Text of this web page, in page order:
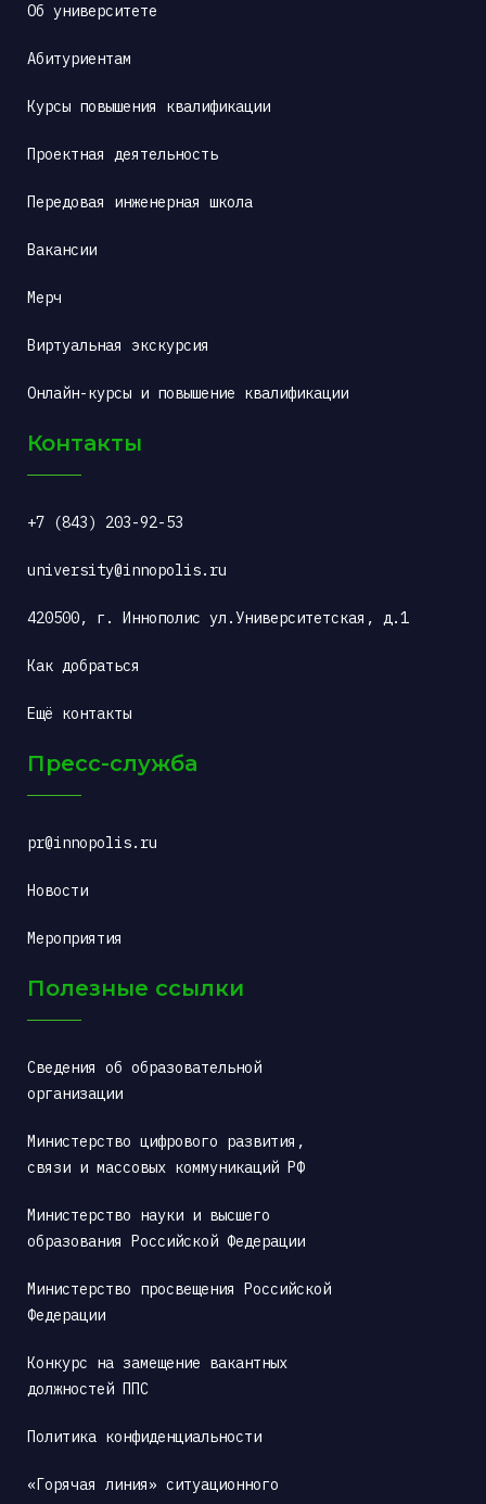
Об университете
Абитуриентам
Курсы повышения квалификации
Проектная деятельность
Передовая инженерная школа
Вакансии
Мерч
Виртуальная экскурсия
Онлайн-курсы и повышение квалификации
Контакты
+7 (843) 203-92-53
university@innopolis.ru
420500, г. Иннополис ул.Университетская, д.1
Как добраться
Ещё контакты
Пресс-служба
pr@innopolis.ru
Новости
Мероприятия
Полезные ссылки
Сведения об образовательной
организации
Министерство цифрового развития,
связи и массовых коммуникаций РФ
Министерство науки и высшего
образования Российской Федерации
Министерство просвещения Российской
Федерации
Конкурс на замещение вакантных
должностей ППС
Политика конфиденциальности
«Горячая линия» ситуационного